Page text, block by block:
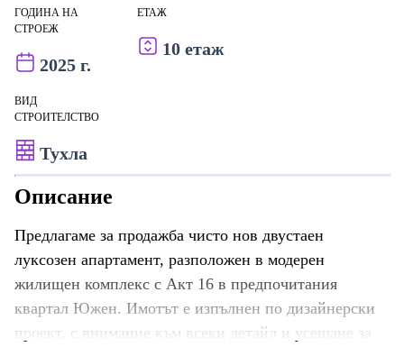
ГОДИНА НА
СТРОЕЖ
2025 г.
ЕТАЖ
10 етаж
ВИД
СТРОИТЕЛСТВО
Тухла
Описание
Предлагаме за продажба чисто нов двустаен
луксозен апартамент, разположен в модерен
жилищен комплекс с Акт 16 в предпочитания
квартал Южен. Имотът е изпълнен по дизайнерски
проект, с внимание към всеки детайл и усещане за